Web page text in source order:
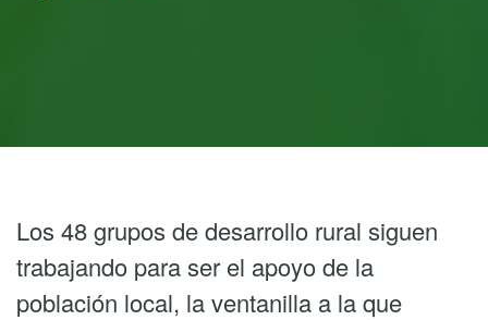
Los 48 grupos de desarrollo rural siguen
trabajando para ser el apoyo de la
población local, la ventanilla a la que